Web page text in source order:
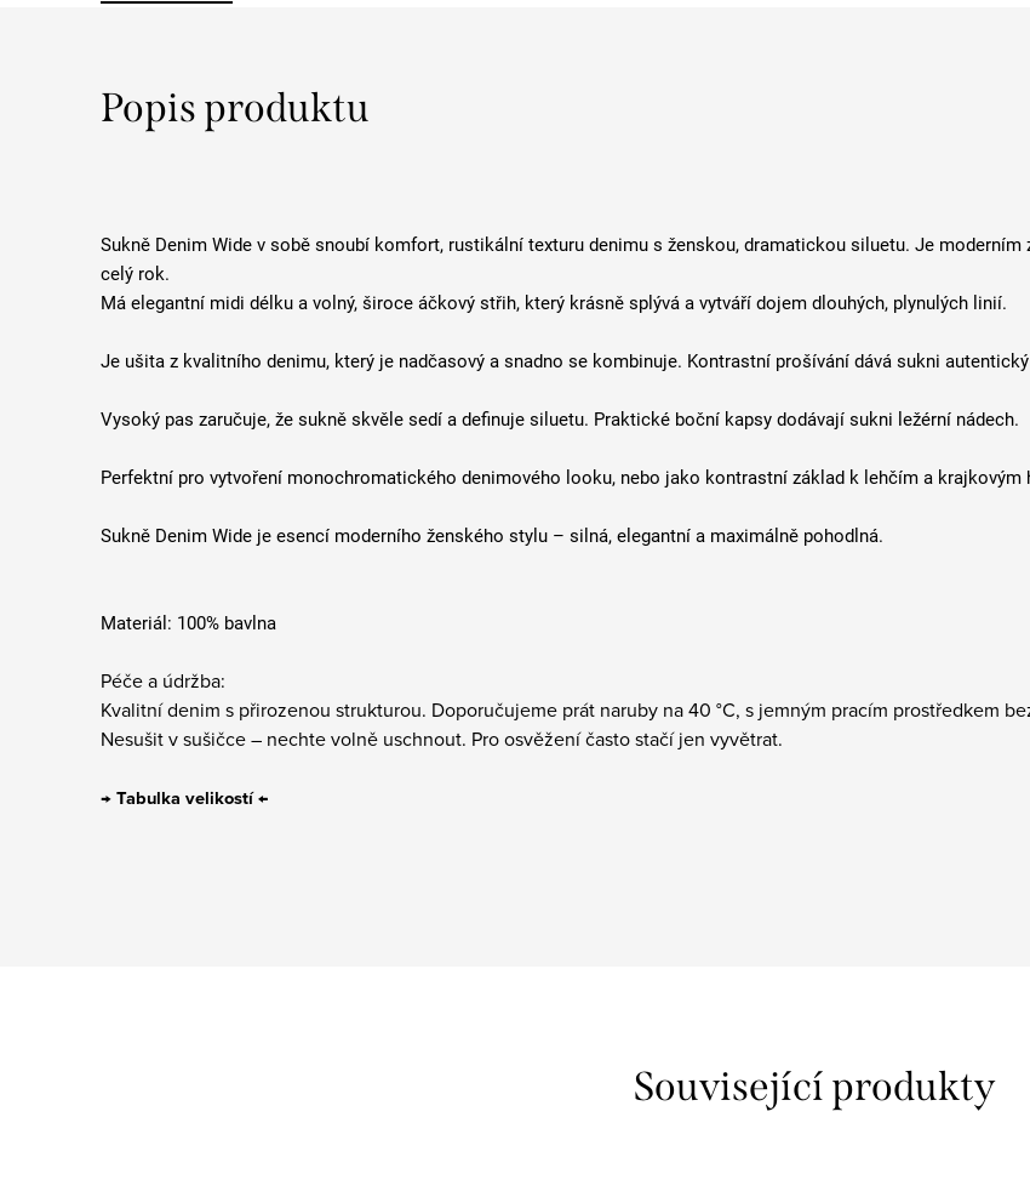
Popis produktu
Sukně Denim Wide v sobě snoubí komfort, rustikální texturu denimu s ženskou, dramatickou siluetu. Je
celý rok.
Má elegantní midi délku a volný, široce áčkový střih, který krásně splývá a vytváří dojem dlouhých, plynulých linií.
Je ušita z kvalitního denimu, který je nadčasový a snadno se kombinuje. Kontrastní prošívání dává sukni
Vysoký pas zaručuje, že sukně skvěle sedí a definuje siluetu. Praktické boční kapsy dodávají sukni ležérní nádech.
Perfektní pro vytvoření monochromatického denimového looku, nebo jako kontrastní základ k lehčím a krajkovým
Sukně Denim Wide je esencí moderního ženského stylu – silná, elegantní a maximálně pohodlná.
Materiál: 100% bavlna
Péče a údržba:
Kvalitní denim s přirozenou strukturou. Doporučujeme prát naruby na 40 °C, s jemným pracím prostředkem
Nesušit v sušičce – nechte volně uschnout. Pro osvěžení často stačí jen vyvětrat.
→Tabulka velikostí←
Související produkty